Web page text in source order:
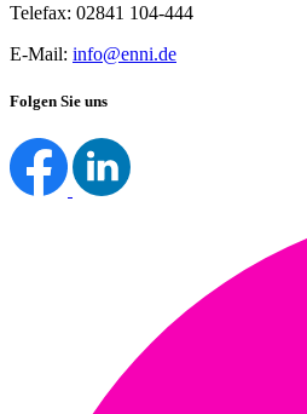
Telefax: 02841 104-444
E-Mail: info@enni.de
Folgen Sie uns